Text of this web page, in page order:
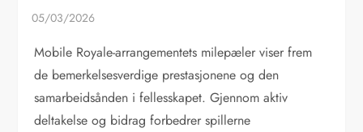
Mobile Royale-arrangementets milepæler viser frem
de bemerkelsesverdige prestasjonene og den
samarbeidsånden i fellesskapet. Gjennom aktiv
deltakelse og bidrag forbedrer spillerne